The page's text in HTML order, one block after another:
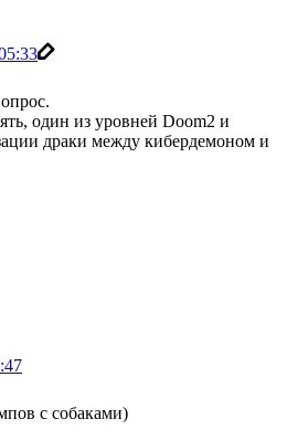
один из уровней Doom2 и
драки между кибердемоном и
с собаками)